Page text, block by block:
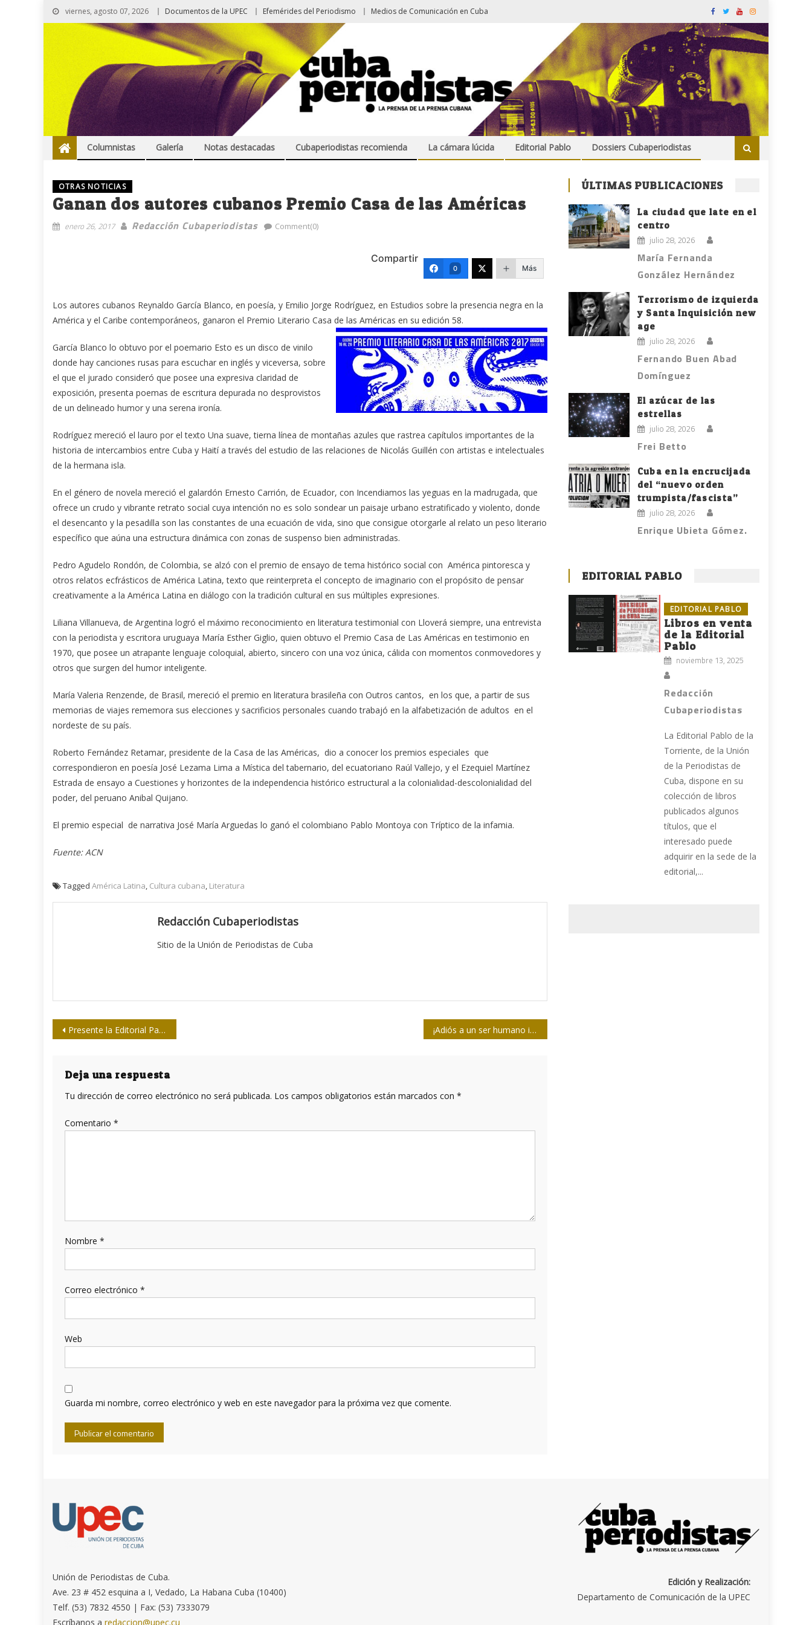
viernes, agosto 07, 2026 Documentos de la UPEC Efemérides del Periodismo Medios de Comunicación en Cuba
Columnistas Galería Notas destacadas Cubaperiodistas recomienda La cámara lúcida Editorial Pablo Dossiers Cubaperiodistas
OTRAS NOTICIAS
Ganan dos autores cubanos Premio Casa de las Américas
enero 26, 2017 Redacción Cubaperiodistas Comment(0)
Compartir
0 Más
Los autores cubanos Reynaldo García Blanco, en poesía, y Emilio Jorge Rodríguez, en Estudios sobre la presencia negra en la
América y el Caribe contemporáneos, ganaron el Premio Literario Casa de las Américas en su edición 58.
García Blanco lo obtuvo por el poemario Esto es un disco de vinilo
donde hay canciones rusas para escuchar en inglés y viceversa, sobre
el que el jurado consideró que posee una expresiva claridad de
exposición, presenta poemas de escritura depurada no desprovistos
de un delineado humor y una serena ironía.
Rodríguez mereció el lauro por el texto Una suave, tierna línea de montañas azules que rastrea capítulos importantes de la
historia de intercambios entre Cuba y Haití a través del estudio de las relaciones de Nicolás Guillén con artistas e intelectuales
de la hermana isla.
En el género de novela mereció el galardón Ernesto Carrión, de Ecuador, con Incendiamos las yeguas en la madrugada, que
ofrece un crudo y vibrante retrato social cuya intención no es solo sondear un paisaje urbano estratificado y violento, donde
el desencanto y la pesadilla son las constantes de una ecuación de vida, sino que consigue otorgarle al relato un peso literario
específico que aúna una estructura dinámica con zonas de suspenso bien administradas.
Pedro Agudelo Rondón, de Colombia, se alzó con el premio de ensayo de tema histórico social con América pintoresca y
otros relatos ecfrásticos de América Latina, texto que reinterpreta el concepto de imaginario con el propósito de pensar
creativamente a la América Latina en diálogo con la tradición cultural en sus múltiples expresiones.
Liliana Villanueva, de Argentina logró el máximo reconocimiento en literatura testimonial con Lloverá siempre, una entrevista
con la periodista y escritora uruguaya María Esther Giglio, quien obtuvo el Premio Casa de Las Américas en testimonio en
1970, que posee un atrapante lenguaje coloquial, abierto, sincero con una voz única, cálida con momentos conmovedores y
otros que surgen del humor inteligente.
María Valeria Renzende, de Brasil, mereció el premio en literatura brasileña con Outros cantos, en los que, a partir de sus
memorias de viajes rememora sus elecciones y sacrificios personales cuando trabajó en la alfabetización de adultos en el
nordeste de su país.
Roberto Fernández Retamar, presidente de la Casa de las Américas, dio a conocer los premios especiales que
correspondieron en poesía José Lezama Lima a Mística del tabernario, del ecuatoriano Raúl Vallejo, y el Ezequiel Martínez
Estrada de ensayo a Cuestiones y horizontes de la independencia histórico estructural a la colonialidad-descolonialidad del
poder, del peruano Anibal Quijano.
El premio especial de narrativa José María Arguedas lo ganó el colombiano Pablo Montoya con Tríptico de la infamia.
Fuente: ACN
Tagged América Latina, Cultura cubana, Literatura
Redacción Cubaperiodistas
Sitio de la Unión de Periodistas de Cuba
Navegación
entradas
Presente la Editorial Pablo en la 26 Feria del Libro ¡Adiós a un ser humano inmenso!
Deja una respuesta
Tu dirección de correo electrónico no será publicada. Los campos obligatorios están marcados con *
Comentario *
Nombre *
Correo electrónico *
Web
Guarda mi nombre, correo electrónico y web en este navegador para la próxima vez que comente.
ÚLTIMAS PUBLICACIONES
La ciudad que late en el
centro
julio 28, 2026
María Fernanda
González Hernández
Terrorismo de izquierda
y Santa Inquisición new
age
julio 28, 2026
Fernando Buen Abad
Domínguez
El azúcar de las
estrellas
julio 28, 2026
Frei Betto
Cuba en la encrucijada
del “nuevo orden
trumpista/fascista”
julio 28, 2026
Enrique Ubieta Gómez.
EDITORIAL PABLO
EDITORIAL PABLO
Libros en venta
de la Editorial
Pablo
noviembre 13, 2025
Redacción
Cubaperiodistas
La Editorial Pablo de la
Torriente, de la Unión
de la Periodistas de
Cuba, dispone en su
colección de libros
publicados algunos
títulos, que el
interesado puede
adquirir en la sede de la
editorial,...
Unión de Periodistas de Cuba.
Ave. 23 # 452 esquina a I, Vedado, La Habana Cuba (10400)
Telf. (53) 7832 4550 | Fax: (53) 7333079
Escríbanos aredaccion@upec.cu
Edición y Realización:
Departamento de Comunicación de la UPEC